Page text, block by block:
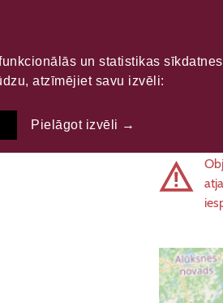
un statistikas
atzīmējiet savu izvēli:
Pielāgot izvēli →